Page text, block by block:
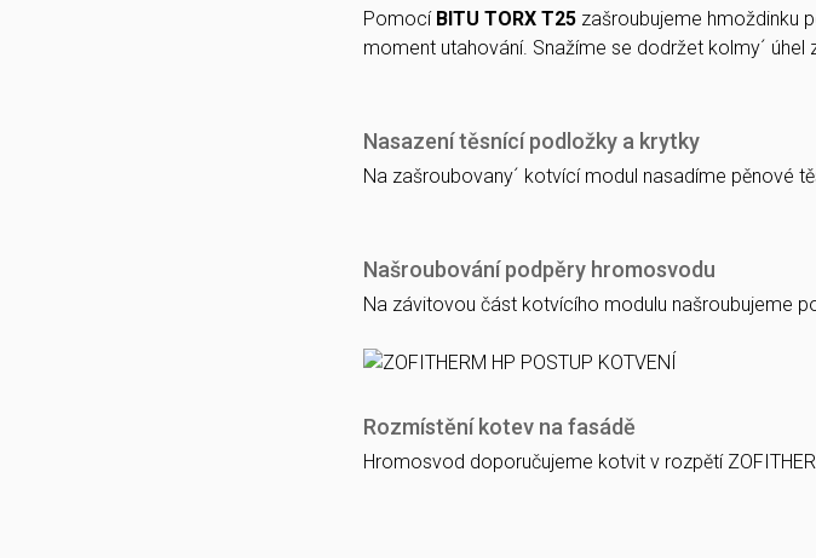
Pomocí BITU TORX T25 zašroubujeme hmoždinku
moment utahování. Snažíme se dodržet kolmy´ úhel
Nasazení těsnící podložky a krytky
Na zašroubovany´ kotvící modul nasadíme pěnové
Našroubování podpěry hromosvodu
Na závitovou část kotvícího modulu našroubujeme
Rozmístění kotev na fasádě
Hromosvod doporučujeme kotvit v rozpětí